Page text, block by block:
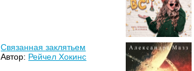
Связанная заклятьем
Автор: Рейчел Хокинс